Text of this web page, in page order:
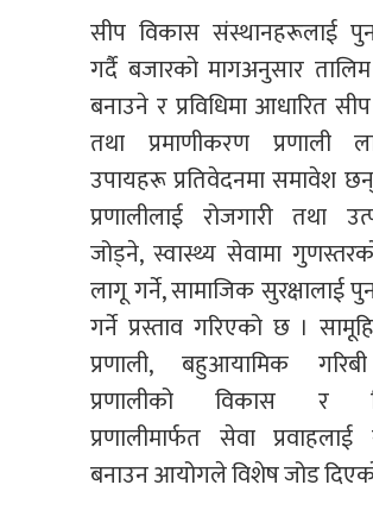
सीप विकास संस्थानहरूलाई
गर्दै बजारको मागअनुसार
बनाउने र प्रविधिमा आधारित
तथा प्रमाणीकरण प्रणाली
उपायहरू प्रतिवेदनमा समावेश छन्
प्रणालीलाई रोजगारी तथा
जोड्ने, स्वास्थ्य सेवामा
लागू गर्ने, सामाजिक सुरक्षालाई
गर्ने प्रस्ताव गरिएको छ ।
प्रणाली, बहुआयामिक
प्रणालीको विकास र
प्रणालीमार्फत सेवा
बनाउन आयोगले विशेष जोड